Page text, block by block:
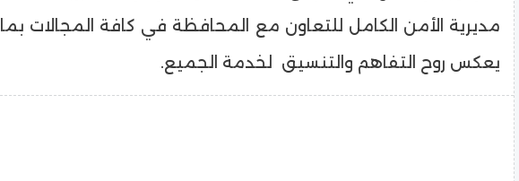
مديرية الأمن الكامل للتعاون مع المحافظة في كافة المجالات بما
يعكس روح التفاهم والتنسيق لخدمة الجميع.